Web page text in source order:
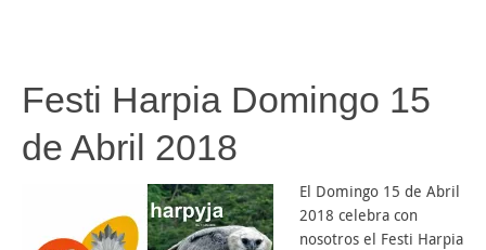
Festi Harpia Domingo 15
de Abril 2018
El Domingo 15 de Abril
2018 celebra con
nosotros el Festi Harpia